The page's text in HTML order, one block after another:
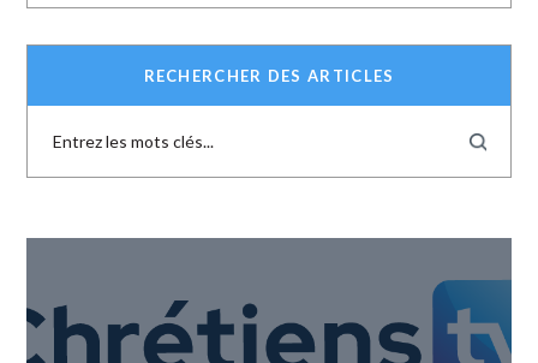
RECHERCHER DES ARTICLES